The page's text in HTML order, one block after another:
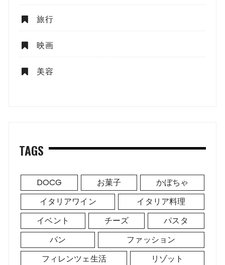
旅行
映画
美容
TAGS
DOCG お菓子
かぼちゃ
イタリアワイン
イタリア料理
イベント
チーズ
パスタ
パン
ファッション
フィレンツェ生活
リゾット